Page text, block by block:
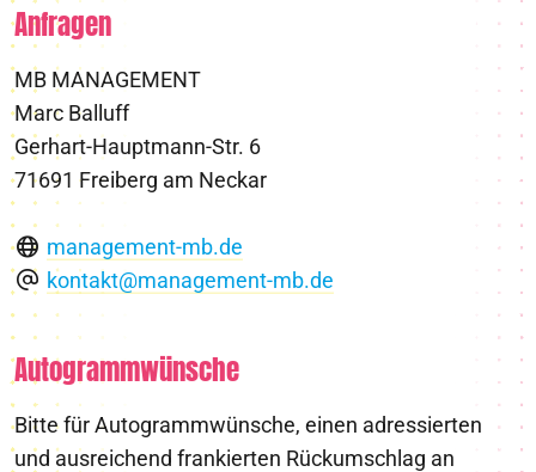
Anfragen
MB MANAGEMENT
Marc Balluff
Gerhart-Hauptmann-Str. 6
71691 Freiberg am Neckar
management-mb.de
kontakt@management-mb.de
Autogrammwünsche
Bitte für Autogrammwünsche, einen adressierten
und ausreichend frankierten Rückumschlag an